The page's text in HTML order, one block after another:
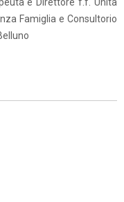
Famiglia e Consultorio